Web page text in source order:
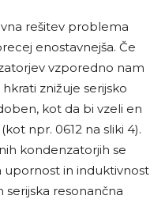
rešitev problema
enostavnejša. Če
vzporedno nam
znižuje serijsko
kot da bi vzeli en
npr. 0612 na sliki 4).
kondenzatorjih se
upornost in induktivnost
serijska resonančna